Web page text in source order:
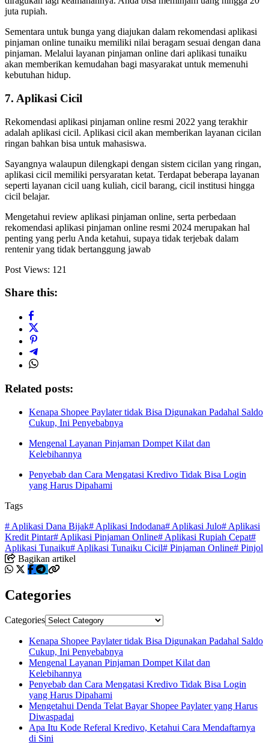
juta rupiah.
Sementara untuk bunga yang diajukan dalam rekomendasi aplikasi
pinjaman online tunaiku memiliki nilai beragam sesuai dengan dana
pinjaman. Melalui layanan pinjaman online dari aplikasi tunaiku
akan memberikan kemudahan bagi masyarakat untuk memenuhi
kebutuhan hidup.
7. Aplikasi Cicil
Rekomendasi aplikasi pinjaman online resmi 2022 yang terakhir
adalah aplikasi cicil. Aplikasi cicil akan memberikan layanan cicilan
ringan bahkan bisa untuk mahasiswa.
Sayangnya walaupun dilengkapi dengan sistem cicilan yang ringan,
aplikasi cicil memiliki persyaratan ketat. Terdapat beberapa layanan
seperti layanan cicil uang kuliah, cicil barang, cicil institusi hingga
cicil belajar.
Mengetahui review aplikasi pinjaman online, serta perbedaan
rekomendasi aplikasi pinjaman online resmi 2024 merupakan hal
penting yang perlu Anda ketahui, supaya tidak terjebak dalam
rentenir yang tidak bertanggung jawab
Post Views: 121
Share this:
Related posts:
Kenapa Shopee Paylater tidak Bisa Digunakan Padahal Saldo
Cukup, Ini Penyebabnya
Mengenal Layanan Pinjaman Dompet Kilat dan
Kelebihannya
Penyebab dan Cara Mengatasi Kredivo Tidak Bisa Login
yang Harus Dipahami
Tags
# Aplikasi Dana Bijak# Aplikasi Indodana# Aplikasi Julo# Aplikasi
Kredit Pintar# Aplikasi Pinjaman Online# Aplikasi Rupiah Cepat#
Aplikasi Tunaiku# Aplikasi Tunaiku Cicil# Pinjaman Online# Pinjol
Bagikan artikel
Categories
Categories
Kenapa Shopee Paylater tidak Bisa Digunakan Padahal Saldo
Cukup, Ini Penyebabnya
Mengenal Layanan Pinjaman Dompet Kilat dan
Kelebihannya
Penyebab dan Cara Mengatasi Kredivo Tidak Bisa Login
yang Harus Dipahami
Mengetahui Denda Telat Bayar Shopee Paylater yang Harus
Diwaspadai
Apa Itu Kode Referal Kredivo, Ketahui Cara Mendaftarnya
di Sini